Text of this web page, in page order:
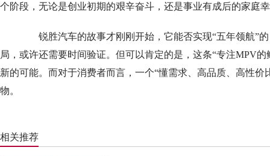
个阶段，无论是创业初期的艰辛奋斗，还是事业有成后的家庭
锐胜汽车的故事才刚刚开始，它能否实现“五年领航”的
局，或许还需要时间验证。但可以肯定的是，这条“专注MPV
新的可能。而对于消费者而言，一个“懂需求、高品质、高性价
物。
相关推荐